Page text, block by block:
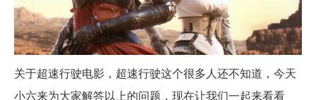
关于超速行驶电影，超速行驶这个很多人还不知道，今天
小六来为大家解答以上的问题，现在让我们一起来看看